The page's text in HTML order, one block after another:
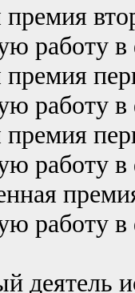
премия
работу
премия
работу
премия
работу
работу
деятель